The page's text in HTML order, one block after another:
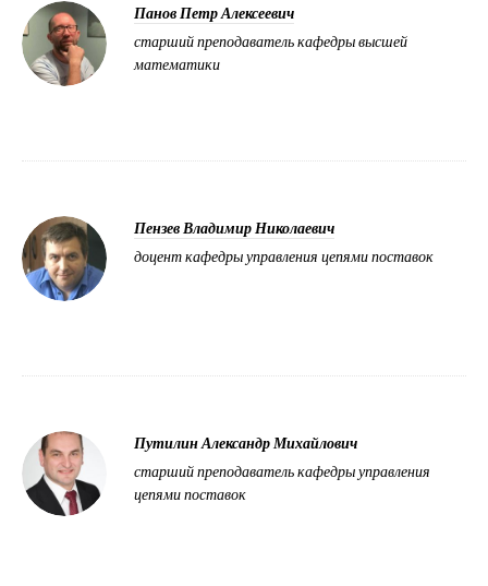
Панов Петр Алексеевич
старший преподаватель кафедры высшей
математики
Пензев Владимир Николаевич
доцент кафедры управления цепями поставок
Путилин Александр Михайлович
старший преподаватель кафедры управления
цепями поставок